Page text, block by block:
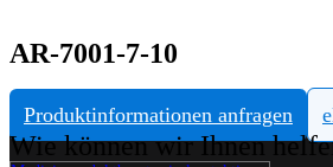
AR-7001-7-10
Produktinformationen anfragen
Wie können wir Ihnen